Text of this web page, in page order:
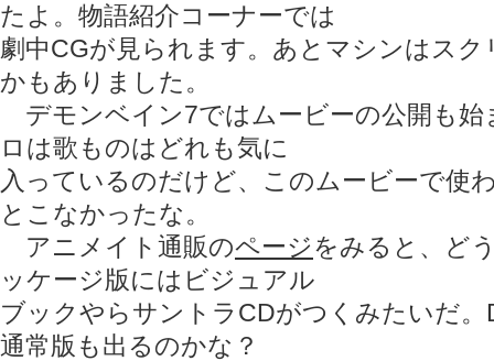
たよ。物語紹介コーナーでは
劇中CGが見られます。あとマシンはス
かもありました。
デモンベイン7ではムービーの公開も始
ロは歌ものはどれも気に
入っているのだけど、このムービーで使
とこなかったな。
アニメイト通販のページをみると、ど
ッケージ版にはビジュアル
ブックやらサントラCDがつくみたいだ
通常版も出るのかな？